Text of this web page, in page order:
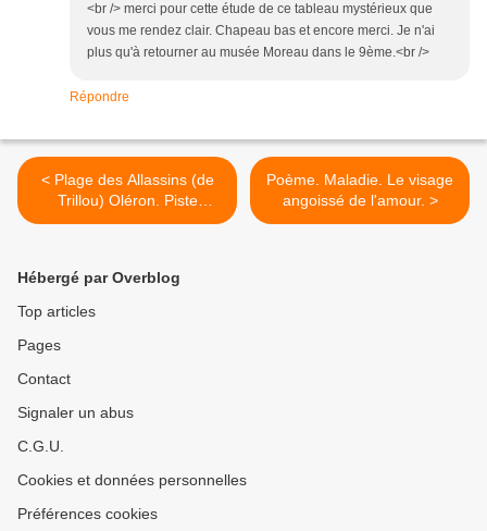
<br /> merci pour cette étude de ce tableau mystérieux que
vous me rendez clair. Chapeau bas et encore merci. Je n'ai
plus qu'à retourner au musée Moreau dans le 9ème.<br />
Répondre
< Plage des Allassins (de
Trillou) Oléron. Piste
cyclable. Accès.
Poème. Maladie. Le visage
angoissé de l'amour. >
Hébergé par Overblog
Top articles
Pages
Contact
Signaler un abus
C.G.U.
Cookies et données personnelles
Préférences cookies